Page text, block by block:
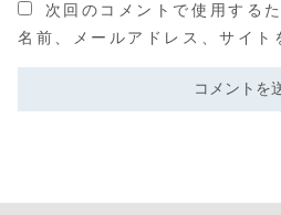
次回のコメントで使用する
名前、メールアドレス、サイト